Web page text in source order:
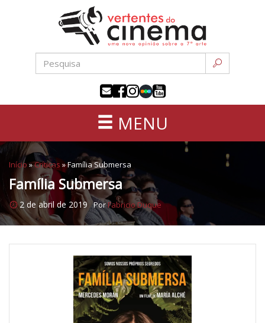
conteúdo
sétima
MENU
Início »Críticas »Família Submersa
Família Submersa
2 de abril de 2019 PorFabricio Duque